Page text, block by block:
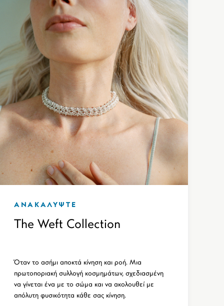
ΑΝΑΚΑΛΥΨΤΕ
The Weft Collection
Όταν το ασήμι αποκτά κίνηση και ροή. Μια
πρωτοποριακή συλλογή κοσμημάτων, σχεδιασμένη
να γίνεται ένα με το σώμα και να ακολουθεί με
απόλυτη φυσικότητα κάθε σας κίνηση.